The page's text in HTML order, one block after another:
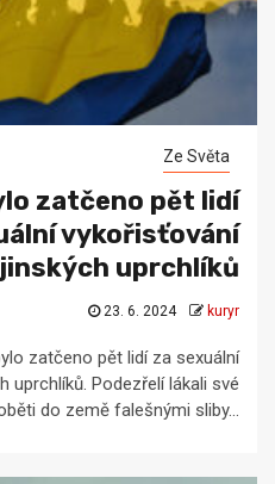
Ze Světa
zatčeno pět lidí
vykořisťování
uprchlíků
23. 6. 2024 kuryr
zatčeno pět lidí za sexuální
uprchlíků. Podezřelí lákali své
do země falešnými sliby...